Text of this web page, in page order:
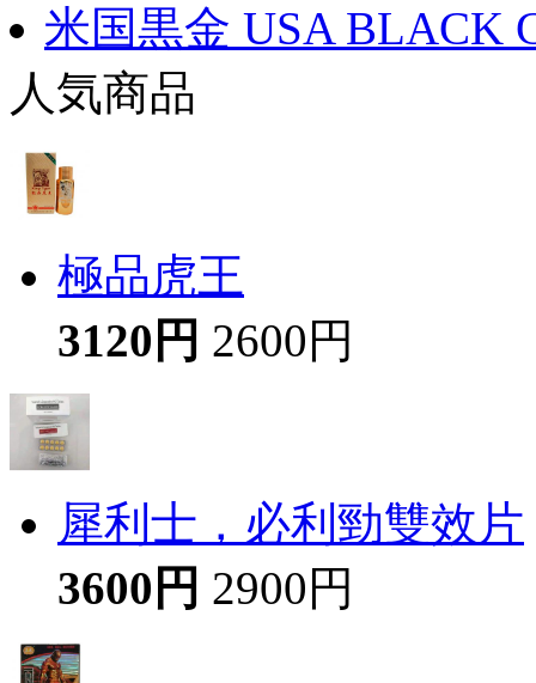
米国黒金 USA BLACK
人気商品
極品虎王
3120円 2600円
犀利士，必利勁雙效片
3600円 2900円